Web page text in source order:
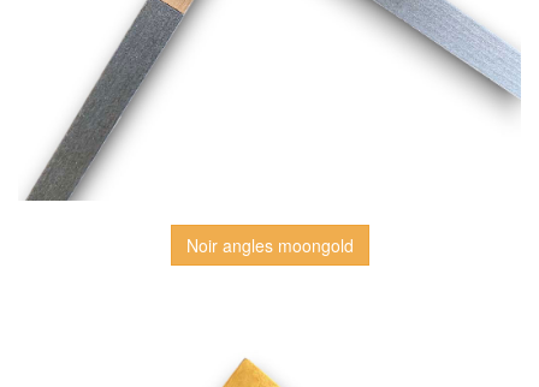
Noir angles moongold